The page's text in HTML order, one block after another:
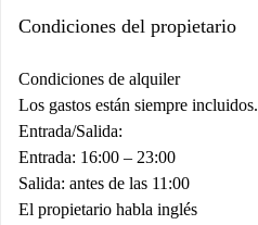
Condiciones del propietario
Condiciones de alquiler
Los gastos están siempre incluidos.
Entrada/Salida:
Entrada: 16:00 – 23:00
Salida: antes de las 11:00
El propietario habla inglés